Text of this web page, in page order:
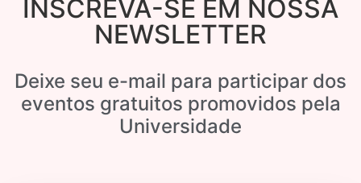
INSCREVA-SE EM NOSSA
NEWSLETTER
Deixe seu e-mail para participar dos
eventos gratuitos promovidos pela
Universidade